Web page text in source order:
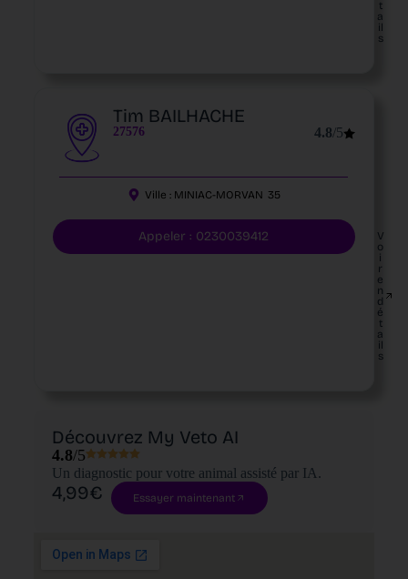
t
a
il
s
Tim BAILHACHE
27576 4.8/5
Ville : MINIAC-MORVAN 35
Appeler : 0230039412
V
o
i
r
e
n
d
é
t
a
il
s
Découvrez My Veto AI
4.8/5
Un diagnostic pour votre animal assisté par IA.
4,99€ Essayer maintenant